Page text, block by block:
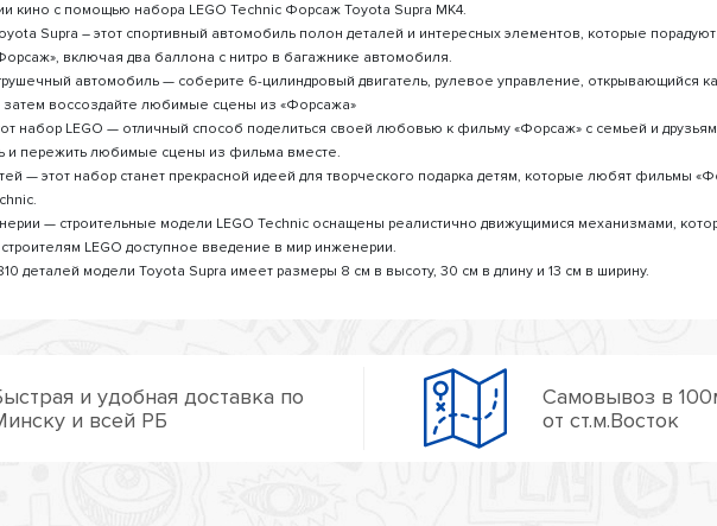
кино с помощью набора LEGO Technic Форсаж Toyota Supra MK4.
Supra – этот спортивный автомобиль полон деталей и интересных элементов, которые порадуют
включая два баллона с нитро в багажнике автомобиля.
автомобиль — соберите 6-цилиндровый двигатель, рулевое управление, открывающийся
затем воссоздайте любимые сцены из «Форсажа»
набор LEGO — отличный способ поделиться своей любовью к фильму «Форсаж» с семьей и
и пережить любимые сцены из фильма вместе.
— этот набор станет прекрасной идеей для творческого подарка детям, которые любят фильмы
— строительные модели LEGO Technic оснащены реалистично движущимися механизмами,
LEGO доступное введение в мир инженерии.
деталей модели Toyota Supra имеет размеры 8 см в высоту, 30 см в длину и 13 см в ширину.
и удобная доставка по
и всей РБ
Самовывоз в
от ст.м.Восток